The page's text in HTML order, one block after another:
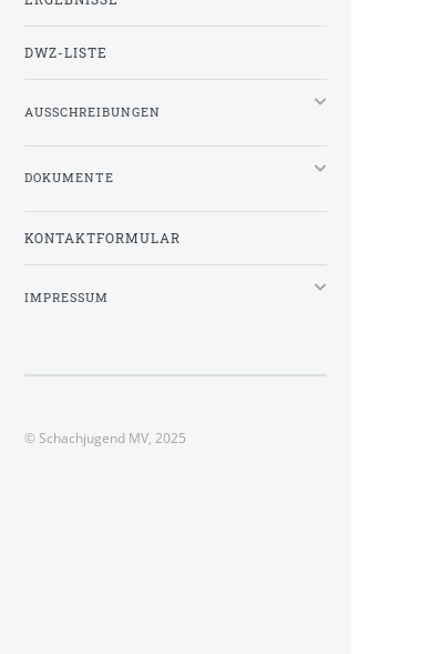
DWZ-LISTE
AUSSCHREIBUNGEN
DOKUMENTE
KONTAKTFORMULAR
IMPRESSUM
© Schachjugend MV, 2025